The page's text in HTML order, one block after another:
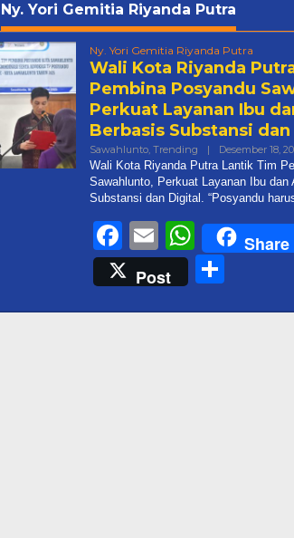
Ny. Yori Gemitia Riyanda Putra
Ny. Yori Gemitia Riyanda Putra
Wali Kota Riyanda
Pembina Posyandu
Perkuat Layanan Ibu
Berbasis Substansi
Sawahlunto, Trending | Desember 18,
Wali Kota Riyanda Putra Lantik Tim
Sawahlunto, Perkuat Layanan Ibu dan
Substansi dan Digital. “Posyandu
Facebook
EmailShare
Post